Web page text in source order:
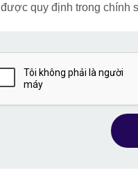
được quy định trong chính